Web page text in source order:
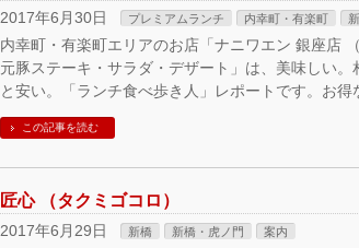
2017年6月30日 プレミアムランチ 内幸町・有楽町
内幸町・有楽町エリアのお店「ナニワエン 銀座店
元豚ステーキ・サラダ・デザート」は、美味しい
と安い。「ランチ食べ歩き人」レポートです。お得
この記事を読む
匠心 （タクミゴコロ）
2017年6月29日 新橋 新橋・虎ノ門 案内